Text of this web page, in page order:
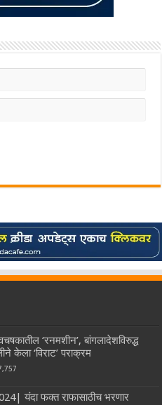
‘रनमशीन’, बांगलादेशविरुद्ध
केला ‘विराट’ पराक्रम
यंदा फक्त राफासाठीच भरणार